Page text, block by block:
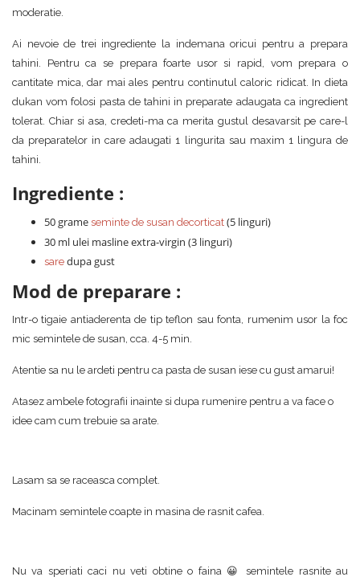
moderatie.
Ai nevoie de trei ingrediente la indemana oricui pentru a prepara
tahini. Pentru ca se prepara foarte usor si rapid, vom prepara o
cantitate mica, dar mai ales pentru continutul caloric ridicat. In dieta
dukan vom folosi pasta de tahini in preparate adaugata ca ingredient
tolerat. Chiar si asa, credeti-ma ca merita gustul desavarsit pe care-l
da preparatelor in care adaugati 1 lingurita sau maxim 1 lingura de
tahini.
Ingrediente :
50 grame seminte de susan decorticat (5 linguri)
30 ml ulei masline extra-virgin (3 linguri)
sare dupa gust
Mod de preparare :
Intr-o tigaie antiaderenta de tip teflon sau fonta, rumenim usor la foc
mic semintele de susan, cca. 4-5 min.
Atentie sa nu le ardeti pentru ca pasta de susan iese cu gust amarui!
Atasez ambele fotografii inainte si dupa rumenire pentru a va face o
idee cam cum trebuie sa arate.
Lasam sa se raceasca complet.
Macinam semintele coapte in masina de rasnit cafea.
Nu va speriati caci nu veti obtine o faina 😀 semintele rasnite au